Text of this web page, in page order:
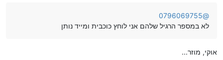
@
0796069755
לא במספר הרגיל שלהם אני לוחץ כוכבית ומייד נותן
אוקי, מוזר...